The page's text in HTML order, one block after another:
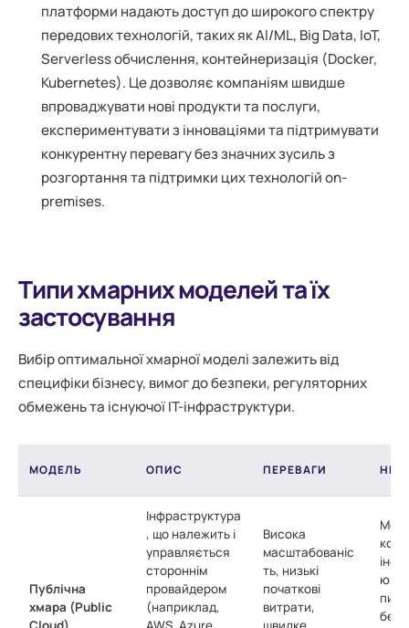
платформи надають доступ до широкого спектру
передових технологій, таких як AI/ML, Big Data, IoT,
Serverless обчислення, контейнеризація (Docker,
Kubernetes). Це дозволяє компаніям швидше
впроваджувати нові продукти та послуги,
експериментувати з інноваціями та підтримувати
конкурентну перевагу без значних зусиль з
розгортання та підтримки цих технологій on-
premises.
Типи хмарних моделей та їх
застосування
Вибір оптимальної хмарної моделі залежить від
специфіки бізнесу, вимог до безпеки, регуляторних
обмежень та існуючої ІТ-інфраструктури.
МОДЕЛЬ ОПИС ПЕРЕВАГИ
Публічна
хмара (Public
Інфраструктура
, що належить і
управляється
стороннім
провайдером
(наприклад,
Висока
масштабованіс
ть, низькі
початкові
витрати,
ю,